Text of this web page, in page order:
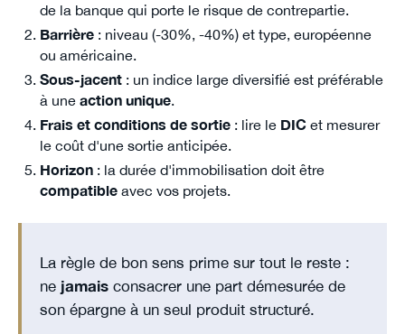
de la banque qui porte le risque de contrepartie.
Barrière: niveau (-30%, -40%) et type, européenne
ou américaine.
Sous-jacent: un indice large diversifié est préférable
à une action unique.
Frais et conditions de sortie: lire le DICet mesurer
le coût d'une sortie anticipée.
Horizon: la durée d'immobilisation doit être
compatibleavec vos projets.
La règle de bon sens prime sur tout le reste :
ne jamaisconsacrer une part démesurée de
son épargne à un seul produit structuré.